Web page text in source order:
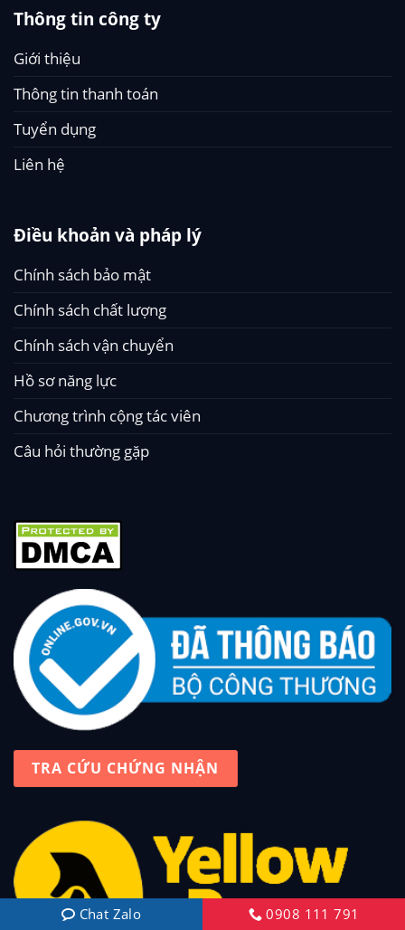
Thông tin công ty
Giới thiệu
Thông tin thanh toán
Tuyển dụng
Liên hệ
Điều khoản và pháp lý
Chính sách bảo mật
Chính sách chất lượng
Chính sách vận chuyển
Hồ sơ năng lực
Chương trình cộng tác viên
Câu hỏi thường gặp
TRA CỨU CHỨNG NHẬN
Chat Zalo 0908 111 791